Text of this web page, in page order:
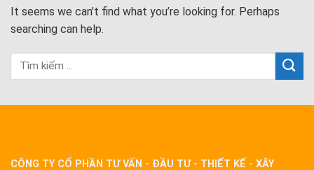
It seems we can’t find what you’re looking for. Perhaps
searching can help.
CÔNG TY CỔ PHẦN TƯ VẤN - ĐẦU TƯ - THIẾT KẾ - XÂY